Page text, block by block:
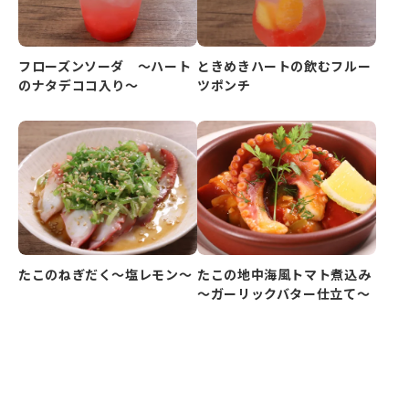
フローズンソーダ ～ハート
のナタデココ入り～
ときめきハートの飲むフルー
ツポンチ
たこのねぎだく～塩レモン～ たこの地中海風トマト煮込み
～ガーリックバター仕立て～